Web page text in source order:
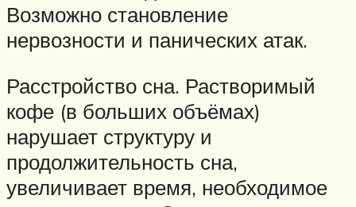
Возможно становление
нервозности и панических атак.
Расстройство сна. Растворимый
кофе (в больших объёмах)
нарушает структуру и
продолжительность сна,
увеличивает время, необходимое